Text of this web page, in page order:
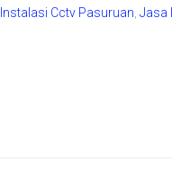
Cctv Pasuruan Jasa